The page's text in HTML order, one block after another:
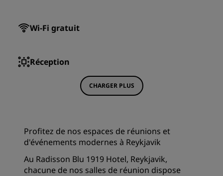
Wi-Fi gratuit
Réception
CHARGER PLUS
Profitez de nos espaces de réunions et
d'événements modernes à Reykjavik
Au Radisson Blu 1919 Hotel, Reykjavik,
chacune de nos salles de réunion dispose